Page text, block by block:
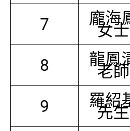
7 龐海
女士
8 龍鳳
老師
9 羅紹
先生